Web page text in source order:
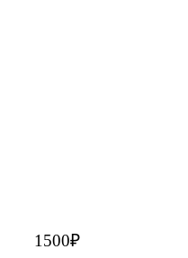
1500₽